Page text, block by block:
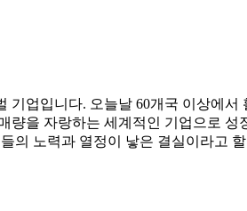
업입니다. 오늘날 60개국 이상에
량을 자랑하는 세계적인 기업으로
의 노력과 열정이 낳은 결실이라고